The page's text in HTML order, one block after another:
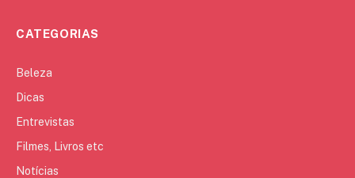
CATEGORIAS
Beleza
Dicas
Entrevistas
Filmes, Livros etc
Notícias